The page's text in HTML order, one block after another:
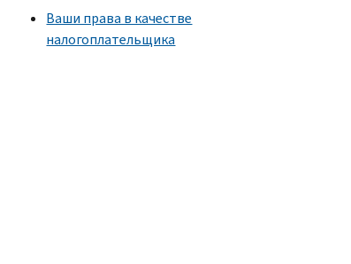
Ваши права в качестве
налогоплательщика